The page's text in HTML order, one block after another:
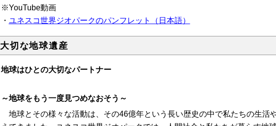
※YouTube動画
・ ユネスコ世界ジオパークのパンフレット（日本語）
大切な地球遺産
地球はひとの大切なパートナー
～地球をもう一度見つめなおそう～
地球とその様々な活動は、その46億年という長い歴史の中で私たちの生活